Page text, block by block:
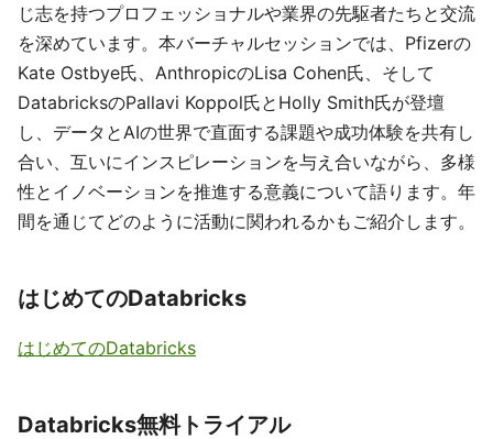
じ志を持つプロフェッショナルや業界の先駆者たちと交流
を深めています。本バーチャルセッションでは、Pfizerの
Kate Ostbye氏、AnthropicのLisa Cohen氏、そして
DatabricksのPallavi Koppol氏とHolly Smith氏が登壇
し、データとAIの世界で直面する課題や成功体験を共有し
合い、互いにインスピレーションを与え合いながら、多様
性とイノベーションを推進する意義について語ります。年
間を通じてどのように活動に関われるかもご紹介します。
はじめてのDatabricks
はじめてのDatabricks
Databricks無料トライアル